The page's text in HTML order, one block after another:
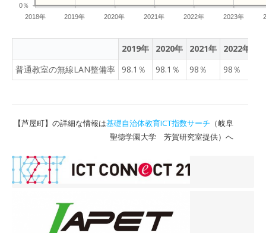
2018年 2019年 2020年 2021年 2022年 2023年
0％
2019年 2020年 2021年 2022年
普通教室の無線LAN整備率
98.1％ 98.1％ 98％ 98％
【芦屋町】の詳細な情報は基礎自治体教育ICT指数サーチ （岐阜
聖徳学園大学 芳賀研究室提供）へ